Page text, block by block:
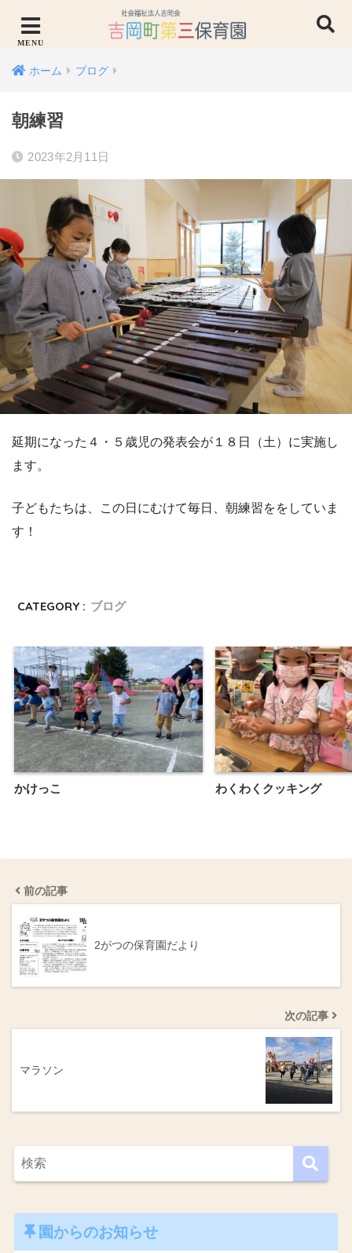
ホーム ブログ
朝練習
2023年2月11日
延期になった４・５歳児の発表会が１８日（土）に実施し
ます。
子どもたちは、この日にむけて毎日、朝練習ををしていま
す！
CATEGORY : ブログ
かけっこ わくわくクッキング
前の記事
2がつの保育園だより
次の記事
マラソン
園からのお知らせ